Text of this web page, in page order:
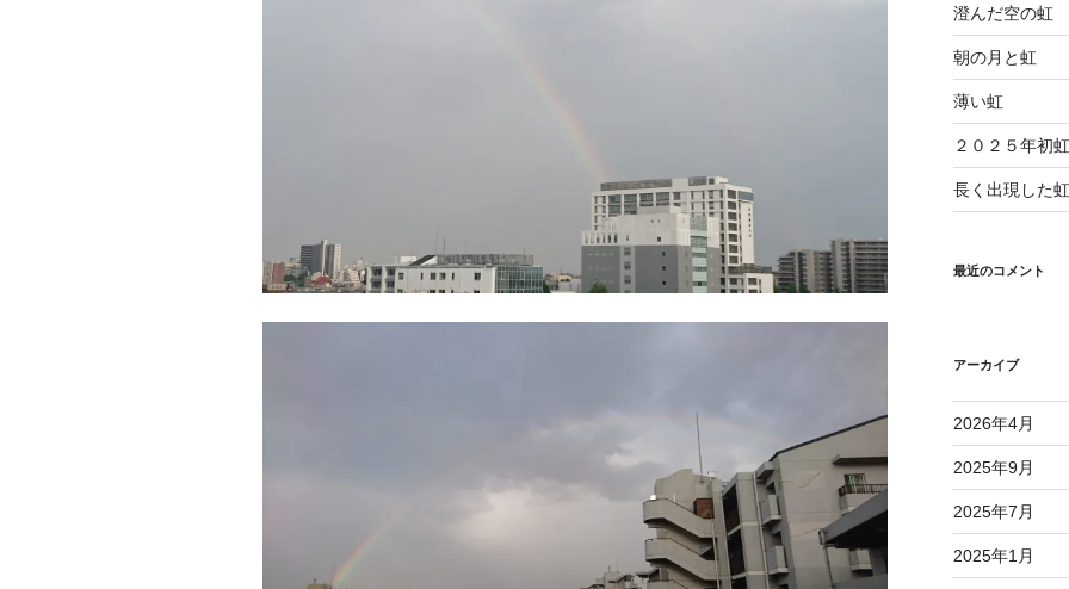
澄んだ空の虹
朝の月と虹
薄い虹
２０２５年初虹
長く出現した虹
最近のコメント
アーカイブ
2026年4月
2025年9月
2025年7月
2025年1月